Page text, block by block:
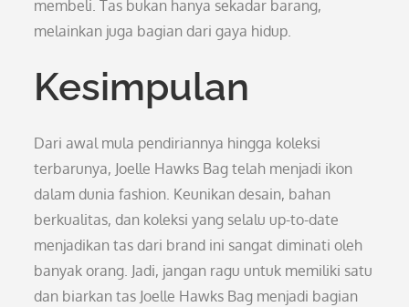
membeli. Tas bukan hanya sekadar barang,
melainkan juga bagian dari gaya hidup.
Kesimpulan
Dari awal mula pendiriannya hingga koleksi
terbarunya, Joelle Hawks Bag telah menjadi ikon
dalam dunia fashion. Keunikan desain, bahan
berkualitas, dan koleksi yang selalu up-to-date
menjadikan tas dari brand ini sangat diminati oleh
banyak orang. Jadi, jangan ragu untuk memiliki satu
dan biarkan tas Joelle Hawks Bag menjadi bagian